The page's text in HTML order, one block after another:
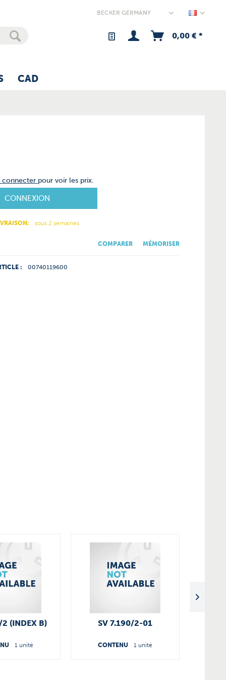
0,00 € *
CAD
connecter pour voir les prix.
CONNEXION
sous 2 semaines
COMPARER MÉMORISER
: 00740119600
(INDEX B)
1 unité
SV 7.190/2-01
CONTENU 1 unité